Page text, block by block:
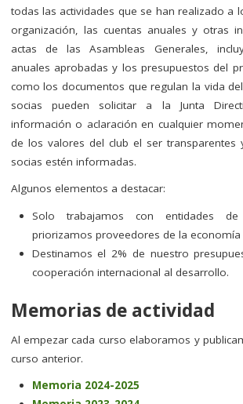
todas las actividades que se han realizado a
organización, las cuentas anuales y otras
actas de las Asambleas Generales,
anuales aprobadas y los presupuestos del
como los documentos que regulan la vida
socias pueden solicitar a la Junta
información o aclaración en cualquier
de los valores del club el ser transparentes
socias estén informadas.
Algunos elementos a destacar:
Solo trabajamos con entidades de
priorizamos proveedores de la economía
Destinamos el 2% de nuestro
cooperación internacional al desarrollo.
Memorias de actividad
Al empezar cada curso elaboramos y
curso anterior.
Memoria 2024-2025